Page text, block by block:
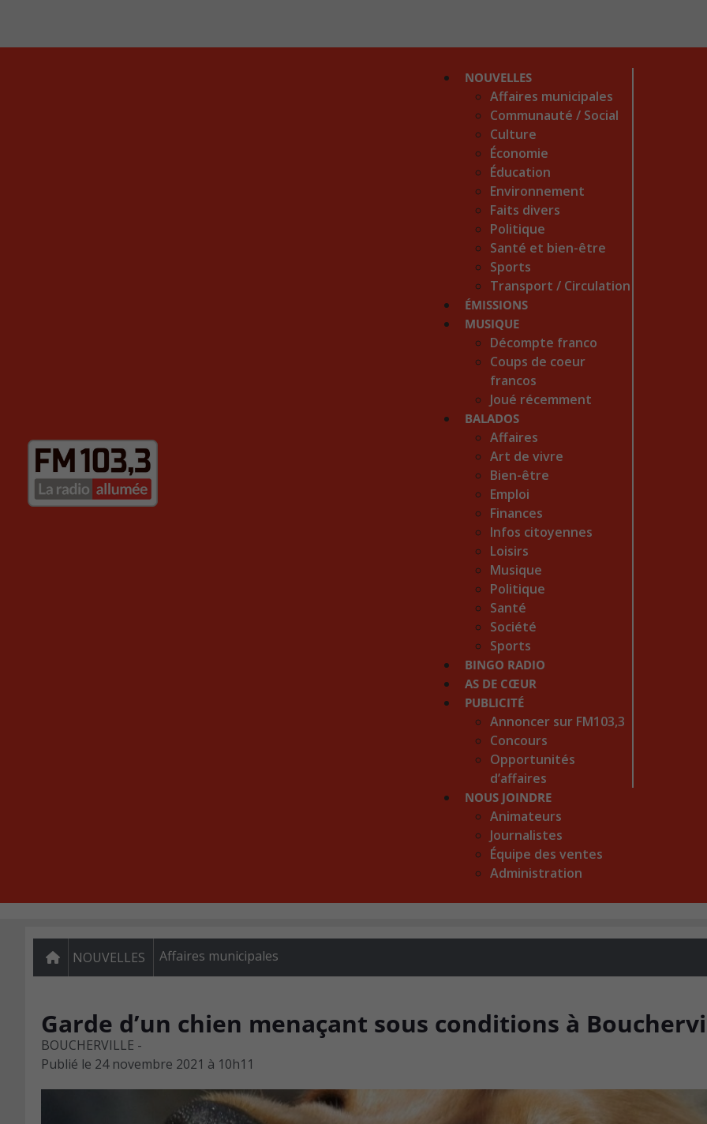
NOUVELLES
Affaires municipales
Communauté / Social
Culture
Économie
Éducation
Environnement
Faits divers
Politique
Santé et bien-être
Sports
Transport / Circulation
ÉMISSIONS
MUSIQUE
Décompte franco
Coups de coeur
francos
Joué récemment
BALADOS
Affaires
Art de vivre
Bien-être
Emploi
Finances
Infos citoyennes
Loisirs
Musique
Politique
Santé
Société
Sports
BINGO RADIO
AS DE CŒUR
PUBLICITÉ
Annoncer sur FM103,3
Concours
Opportunités
d’affaires
NOUS JOINDRE
Animateurs
Journalistes
Équipe des ventes
Administration
NOUVELLES Affaires municipales
Garde d’un chien menaçant sous conditions à
BOUCHERVILLE -
Publié le 24 novembre 2021 à 10h11